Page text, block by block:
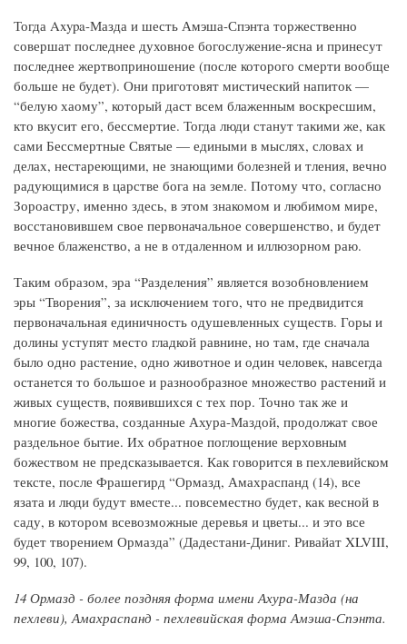
Тогда Axypa-Мазда и шесть Амэша-Спэнта торжественно
совершат последнее духовное богослужение-ясна и принесут
последнее жертвоприношение (после которого смерти вообще
больше не будет). Они приготовят мистический напиток —
“белую хаому”, который даст всем блаженным воскресшим,
кто вкусит его, бессмертие. Тогда люди станут такими же, как
сами Бессмертные Святые — едиными в мыслях, словах и
делах, нестареющими, не знающими болезней и тления, вечно
радующимися в царстве бога на земле. Потому что, согласно
Зороастру, именно здесь, в этом знакомом и любимом мире,
восстановившем свое первоначальное совершенство, и будет
вечное блаженство, а не в отдаленном и иллюзорном раю.
Таким образом, эра “Разделения” является возобновлением
эры “Творения”, за исключением того, что не предвидится
первоначальная единичность одушевленных существ. Горы и
долины уступят место гладкой равнине, но там, где сначала
было одно растение, одно животное и один человек, навсегда
останется то большое и разнообразное множество растений и
живых существ, появившихся с тех пор. Точно так же и
многие божества, созданные Ахура-Маздой, продолжат свое
раздельное бытие. Их обратное поглощение верховным
божеством не предсказывается. Как говорится в пехлевийском
тексте, после Фрашегирд “Ормазд, Амахраспанд (14), все
язата и люди будут вместе... повсеместно будет, как весной в
саду, в котором всевозможные деревья и цветы... и это все
будет творением Ормазда” (Дадестани-Диниг. Ривайат XLVIII,
99, 100, 107).
14 Ормазд - более поздняя форма имени Ахура-Мазда (на
пехлеви), Амахраспанд - пехлевийская форма Амэша-Спэнта.